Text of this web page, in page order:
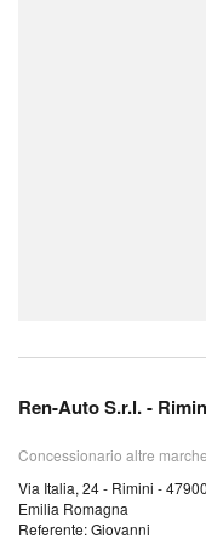
Ren-Auto S.r.l. -
Concessionario altre marche
Via Italia, 24 - Rimini -
Emilia Romagna
Referente: Giovanni